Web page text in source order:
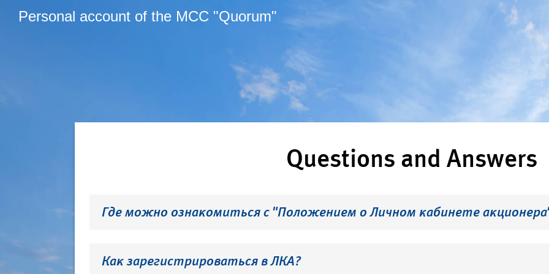
Personal account of the MCC "Quorum"
Questions and Answers
Где можно ознакомиться с "Положением о Личном кабинете
Как зарегистрироваться в ЛКА?